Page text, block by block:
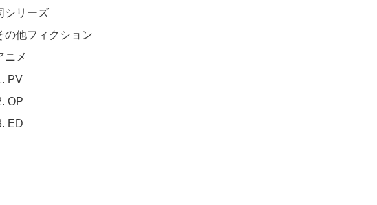
シリーズ
の他フィクション
ニメ
PV
OP
ED